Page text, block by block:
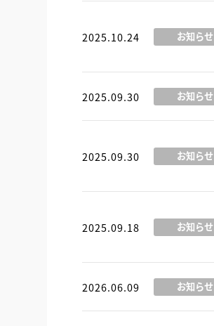
2025.10.24 お知らせ
2025.09.30 お知らせ
2025.09.30 お知らせ
2025.09.18 お知らせ
2026.06.09 お知らせ